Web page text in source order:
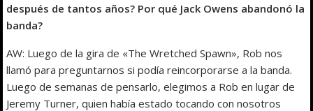
después de tantos años? Por qué Jack Owens abandonó la
banda?
AW: Luego de la gira de «The Wretched Spawn», Rob nos
llamó para preguntarnos si podía reincorporarse a la banda.
Luego de semanas de pensarlo, elegimos a Rob en lugar de
Jeremy Turner, quien había estado tocando con nosotros